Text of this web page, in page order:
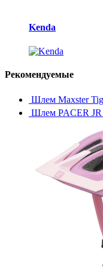
Kenda
Рекомендуемые
Шлем Maxster
Шлем PACER JR